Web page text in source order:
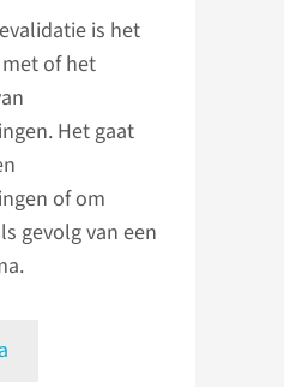
is het
of het
Het gaat
of om
gevolg van een